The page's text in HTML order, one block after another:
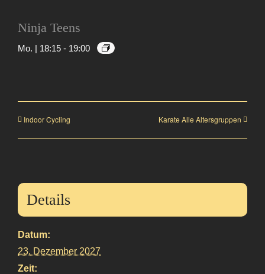
Ninja Teens
Mo. | 18:15 - 19:00
Indoor Cycling Karate Alle Altersgruppen
Details
Datum:
23. Dezember 2027
Zeit: